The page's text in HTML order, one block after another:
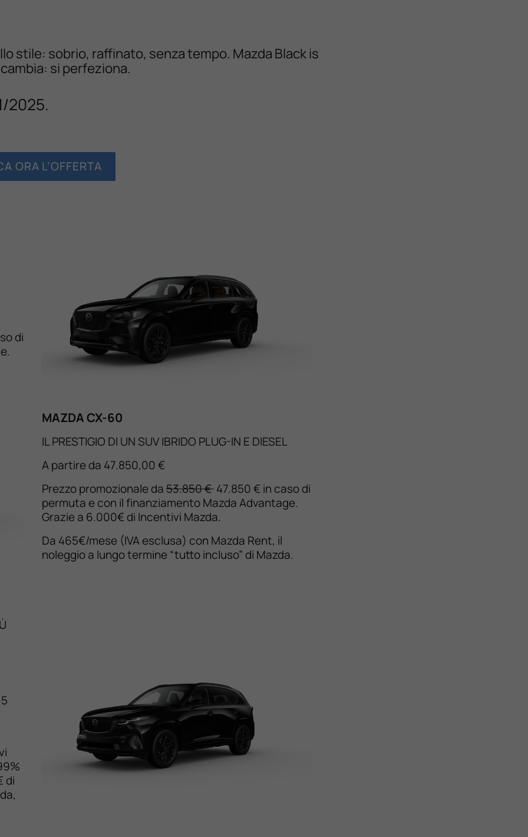
stile: sobrio, raffinato, senza tempo. Mazda Black is
si perfeziona.
2025.
ORA L’OFFERTA
di
MAZDA CX-60
IL PRESTIGIO DI UN SUV IBRIDO PLUG-IN E DIESEL
A partire da 47.850,00 €
Prezzo promozionale da53.850 €47.850 € in caso di
permuta e con il finanziamento Mazda Advantage.
Grazie a 6.000€ di Incentivi Mazda.
Da 465€/mese (IVA esclusa) con Mazda Rent, il
noleggio a lungo termine “tutto incluso” di Mazda.
di